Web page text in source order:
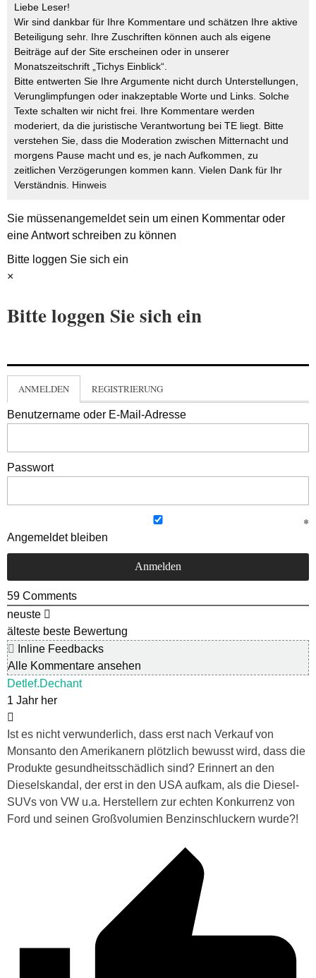
Liebe Leser!
Wir sind dankbar für Ihre Kommentare und schätzen Ihre aktive
Beteiligung sehr. Ihre Zuschriften können auch als eigene
Beiträge auf der Site erscheinen oder in unserer
Monatszeitschrift „Tichys Einblick“.
Bitte entwerten Sie Ihre Argumente nicht durch Unterstellungen,
Verunglimpfungen oder inakzeptable Worte und Links. Solche
Texte schalten wir nicht frei. Ihre Kommentare werden
moderiert, da die juristische Verantwortung bei TE liegt. Bitte
verstehen Sie, dass die Moderation zwischen Mitternacht und
morgens Pause macht und es, je nach Aufkommen, zu
zeitlichen Verzögerungen kommen kann. Vielen Dank für Ihr
Verständnis. Hinweis
Sie müssenangemeldetsein um einen Kommentar oder
eine Antwort schreiben zu können
Bitte loggen Sie sich ein
×
Bitte loggen Sie sich ein
ANMELDEN REGISTRIERUNG
Benutzername oder E-Mail-Adresse
Passwort
Angemeldet bleiben
59 Comments
neuste
älteste beste Bewertung
Inline Feedbacks
Alle Kommentare ansehen
Detlef.Dechant
1 Jahr her
Ist es nicht verwunderlich, dass erst nach Verkauf von
Monsanto den Amerikanern plötzlich bewusst wird, dass die
Produkte gesundheitsschädlich sind? Erinnert an den
Dieselskandal, der erst in den USA aufkam, als die Diesel-
SUVs von VW u.a. Herstellern zur echten Konkurrenz von
Ford und seinen Großvolumien Benzinschluckern wurde?!